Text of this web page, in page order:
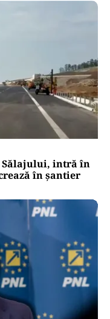
Sălajului, intră în
în șantier